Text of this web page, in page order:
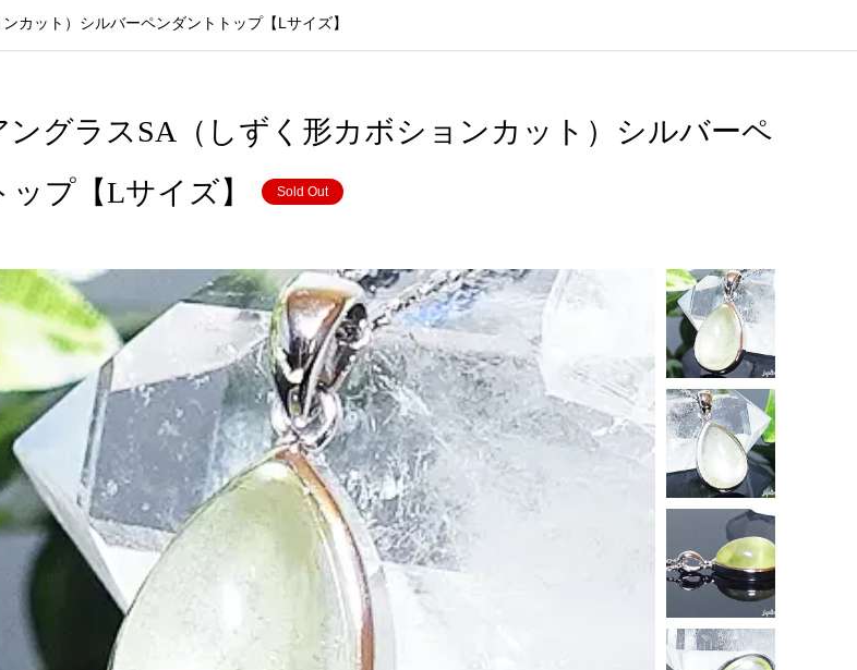
カット）シルバーペンダントトップ【Lサイズ】
ングラスSA（しずく形カボションカット）シルバーペ
プ【Lサイズ】
Sold Out